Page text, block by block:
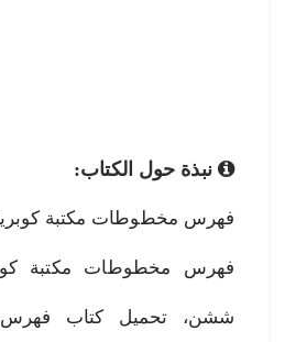
نبذة حول الكتاب:
ششن، تحميل كتاب